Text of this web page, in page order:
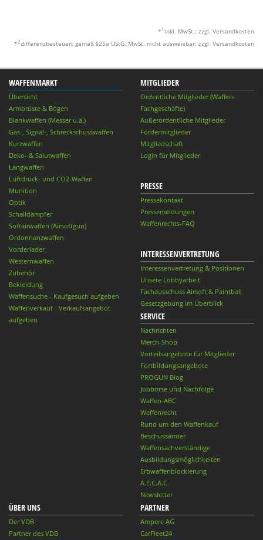
* 1 inkl. MwSt.; zzgl. Versandkosten
*2differenzbesteuert gemäß §25a UStG.;MwSt. nicht ausweisbar; zzgl. Versandkosten
WAFFENMARKT
Übersicht
Armbrüste & Bögen
Blankwaffen (Messer u.ä.)
Gas-, Signal-, Schreckschusswaffen
Kurzwaffen
Deko- & Salutwaffen
Langwaffen
Luftdruck- und CO2-Waffen
Munition
Optik
Schalldämpfer
Softairwaffen (Airsoftgun)
Ordonnanzwaffen
Vorderlader
Westernwaffen
Zubehör
Bekleidung
Waffensuche - Kaufgesuch aufgeben
Waffenverkauf - Verkaufsangebot
aufgeben
MITGLIEDER
Ordentliche Mitglieder (Waffen-
Fachgeschäfte)
Außerordentliche Mitglieder
Fördermitglieder
Mitgliedschaft
Login für Mitglieder
PRESSE
Pressekontakt
Pressemeldungen
Waffenrechts-FAQ
INTERESSENVERTRETUNG
Interessenvertretung & Positionen
Unsere Lobbyarbeit
Fachausschuss Airsoft & Paintball
Gesetzgebung im Überblick
SERVICE
Nachrichten
Merch-Shop
Vorteilsangebote für Mitglieder
Fortbildungsangebote
PROGUN Blog
Jobbörse und Nachfolge
Waffen-ABC
Waffenrecht
Rund um den Waffenkauf
Beschussämter
Waffensachverständige
Ausbildungsmöglichkeiten
Erbwaffenblockierung
A.E.C.A.C.
Newsletter
ÜBER UNS
Der VDB
Partner des VDB
PARTNER
Ampere AG
CarFleet24